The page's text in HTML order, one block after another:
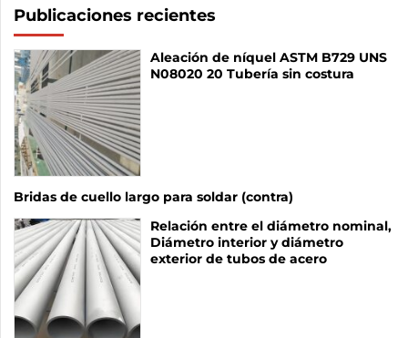
Publicaciones recientes
Aleación de níquel ASTM B729 UNS
N08020 20 Tubería sin costura
Bridas de cuello largo para soldar (contra)
Relación entre el diámetro nominal,
Diámetro interior y diámetro
exterior de tubos de acero